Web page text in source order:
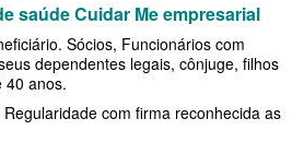
INDIVIDUAL
INDIVIDUAL
DE SAÚDE INDIVIDUAL
saúde Cuidar Me empresarial
Sócios, Funcionários com
dependentes legais, cônjuge, filhos
40 anos.
com firma reconhecida as